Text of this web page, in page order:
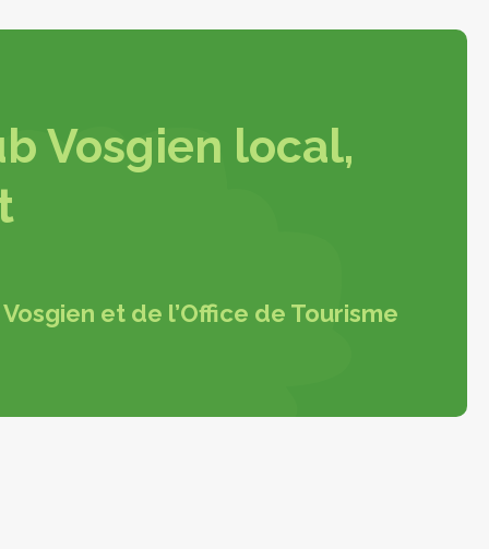
Vosgien local,
et de l’Office de Tourisme